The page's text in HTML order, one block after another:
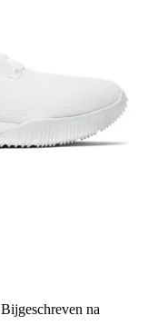
Bijgeschreven na